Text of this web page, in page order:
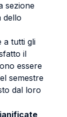
sezione
dello
a tutti gli
il
essere
semestre
dal loro